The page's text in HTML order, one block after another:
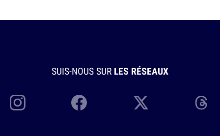
SUIS-NOUS SUR LES RÉSEAUX